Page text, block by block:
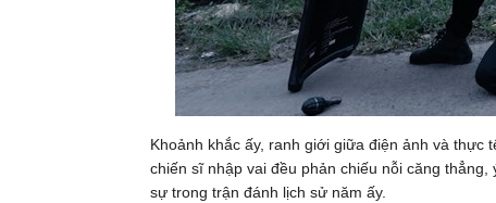
Khoảnh khắc ấy, ranh giới giữa điện ảnh và thực
chiến sĩ nhập vai đều phản chiếu nỗi căng
sự trong trận đánh lịch sử năm ấy.